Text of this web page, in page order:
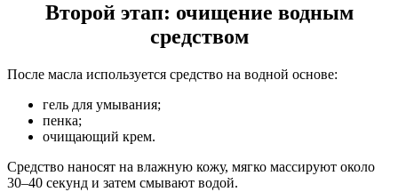
Второй этап: очищение водным
средством
После масла используется средство на водной основе:
гель для умывания;
пенка;
очищающий крем.
Средство наносят на влажную кожу, мягко массируют около
30–40 секунд и затем смывают водой.